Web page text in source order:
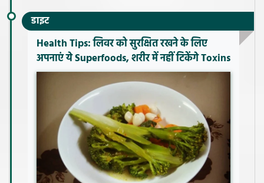
डाइट
Health Tips: लिवर को सुरक्षित रखने के लिए
अपनाएं ये Superfoods, शरीर में नहीं टिकेंगे Toxins